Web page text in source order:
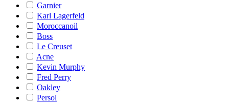
Garnier
Karl Lagerfeld
Moroccanoil
Boss
Le Creuset
Acne
Kevin Murphy
Fred Perry
Oakley
Persol